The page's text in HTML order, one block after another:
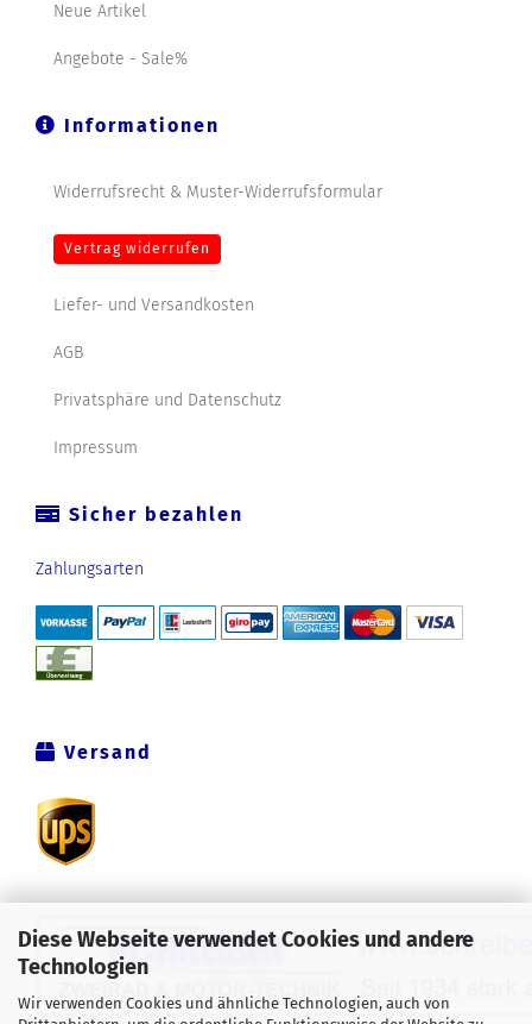
Diese Webseite verwendet Cookies und andere
Technologien
Wir verwenden Cookies und ähnliche Technologien, auch von
Neue Artikel
Angebote - Sale%
Informationen
Widerrufsrecht & Muster-Widerrufsformular
Vertrag widerrufen
Liefer- und Versandkosten
AGB
Privatsphäre und Datenschutz
Impressum
Sicher bezahlen
Zahlungsarten
Versand